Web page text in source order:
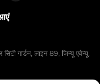
गार्डन, लाइन 89, जिन्यू एवेन्यू,